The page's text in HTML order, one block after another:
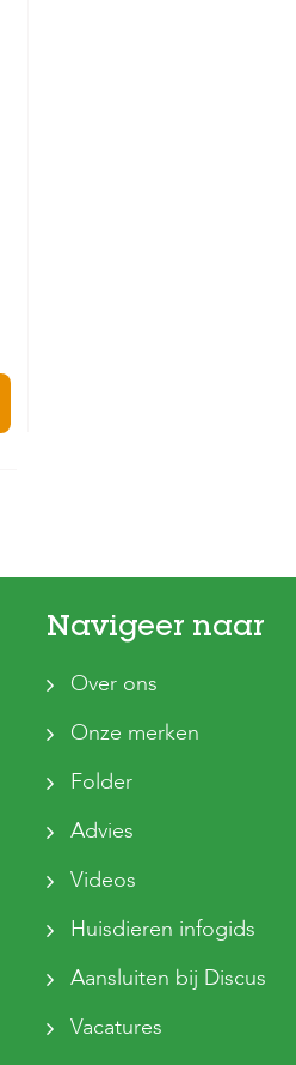
Navigeer naar
Over ons
Onze merken
Folder
Advies
Videos
Huisdieren infogids
Aansluiten bij Discus
Vacatures